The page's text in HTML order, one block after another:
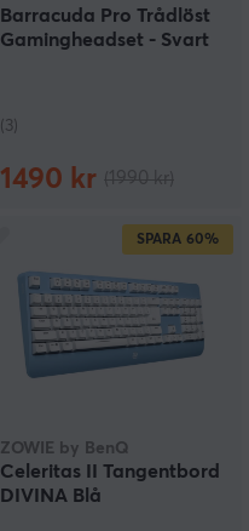
Barracuda Pro Trådlöst
Gamingheadset - Svart
(3)
1490 kr
SPARA 60%
ZOWIE by BenQ
Celeritas II Tangentbord
DIVINA Blå